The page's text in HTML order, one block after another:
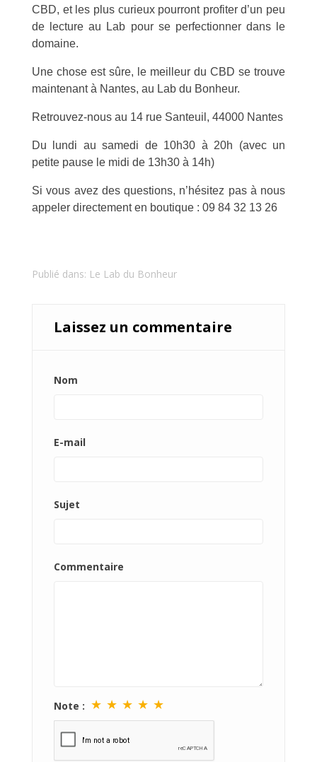
CBD, et les plus curieux pourront profiter d’un peu
de lecture au Lab pour se perfectionner dans le
domaine.
Une chose est sûre, le meilleur du CBD se trouve
maintenant à Nantes, au Lab du Bonheur.
Retrouvez-nous au 14 rue Santeuil, 44000 Nantes
Du lundi au samedi de 10h30 à 20h (avec un
petite pause le midi de 13h30 à 14h)
Si vous avez des questions, n’hésitez pas à nous
appeler directement en boutique : 09 84 32 13 26
Publié dans: Le Lab du Bonheur
Laissez un commentaire
Nom
E-mail
Sujet
Commentaire
Note : ★ ★ ★ ★ ★